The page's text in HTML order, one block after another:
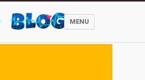
MENU